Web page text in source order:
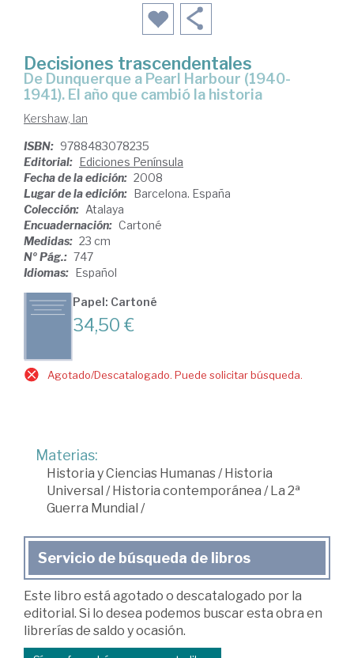
Decisiones trascendentales
de Dunquerque a Pearl Harbour (1940-
1941). El año que cambió la historia
Kershaw, Ian
ISBN: 9788483078235
Editorial:
Ediciones Península
Fecha de la edición: 2008
Lugar de la edición:
Barcelona. España
Colección: Atalaya
Encuadernación: Cartoné
Medidas: 23 cm
Nº Pág.: 747
Idiomas:
Español
Papel: Cartoné
34,50 €
Agotado/Descatalogado. Puede solicitar búsqueda.
Materias:
Historia y Ciencias Humanas/ Historia
Universal / Historia contemporánea / La 2ª
Guerra Mundial /
Servicio de búsqueda de libros
Este libro está agotado o descatalogado por la
editorial. Si lo desea podemos buscar esta obra en
librerías de saldo y ocasión.